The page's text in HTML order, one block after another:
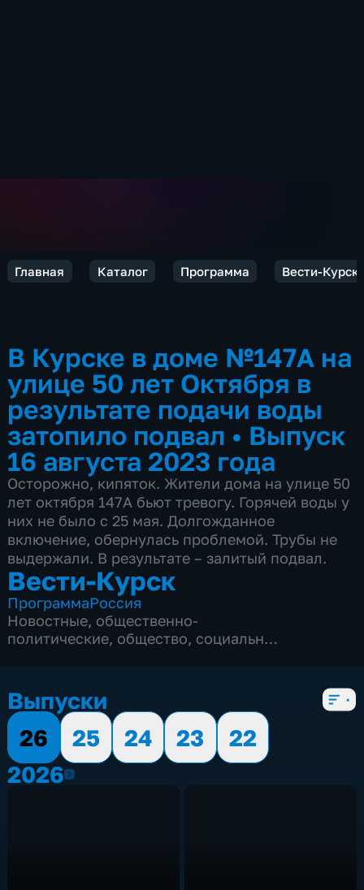
Главная Каталог Программа Вести-Курск
В Курске в доме №147А на
улице 50 лет Октября в
результате подачи воды
затопило подвал • Выпуск
16 августа 2023 года
Осторожно, кипяток. Жители дома на улице 50
лет октября 147А бьют тревогу. Горячей воды у
них не было с 25 мая. Долгожданное
включение, обернулась проблемой. Трубы не
выдержали. В результате – залитый подвал.
Вести-Курск
ПрограммаРоссия
Новостные, общественно-
политические, общество, социально-
Выпуски
26
25 24 23
22
20262026